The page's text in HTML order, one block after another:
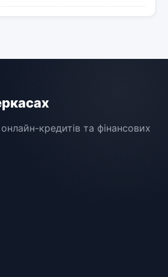
кредитів та фінансових